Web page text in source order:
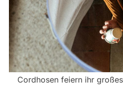
Cordhosen feiern ihr